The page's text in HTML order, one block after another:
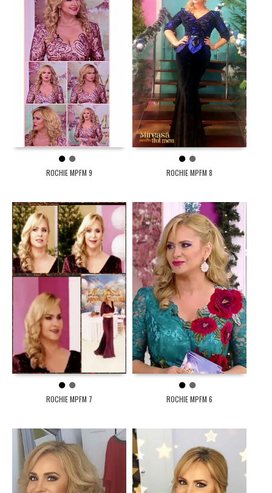
1 2
ROCHIE MPFM 9
1 2
ROCHIE MPFM 8
1 2
ROCHIE MPFM 7
1 2
ROCHIE MPFM 6